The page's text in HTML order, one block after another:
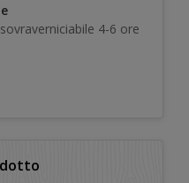
4-6 ore